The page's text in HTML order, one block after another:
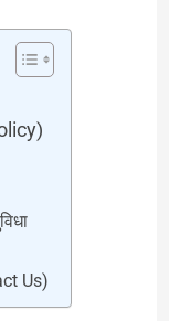
Us)